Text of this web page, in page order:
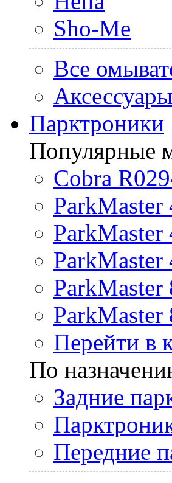
Sho-Me
Все
Парктроники
Популярные
Cobra
ParkMaster
ParkMaster
ParkMaster
ParkMaster
ParkMaster
Перейти в
По
Задние
Передние